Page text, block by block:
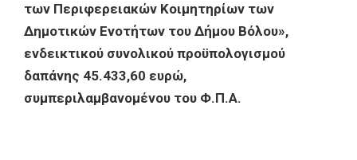
των Περιφερειακών Κοιμητηρίων των
Δημοτικών Ενοτήτων του Δήμου Βόλου»,
ενδεικτικού συνολικού προϋπολογισμού
δαπάνης 45.433,60 ευρώ,
συμπεριλαμβανομένου του Φ.Π.Α.